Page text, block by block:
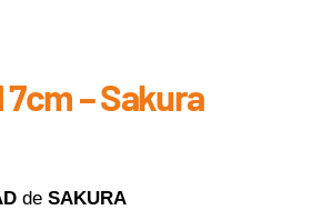
– Sakura
deSAKURA